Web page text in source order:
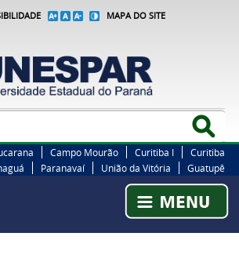
MAPA DO SITE
Campo Mourão Curitiba I
Curitiba
Paranavaí União da Vitória Guatupê